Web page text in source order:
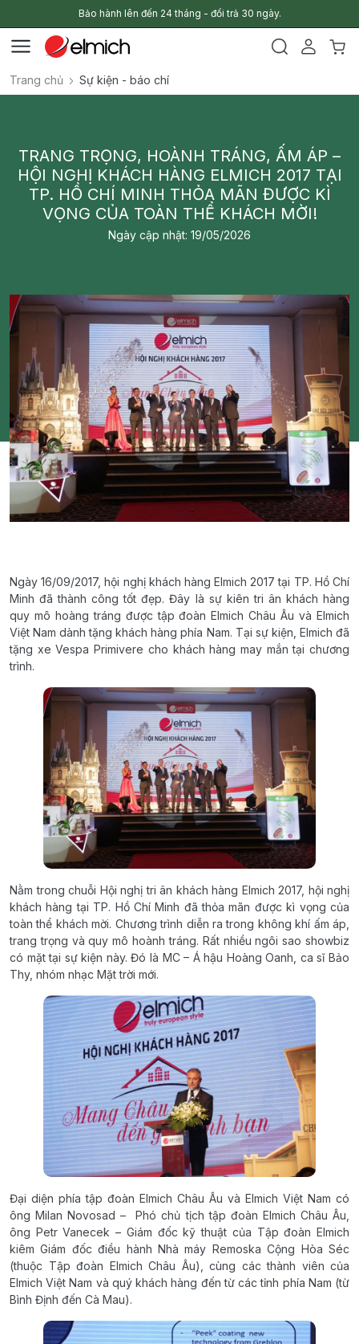
Bảo hành lên đến 24 tháng - đổi trả 30 ngày.
Trang chủ Sự kiện - báo chí
TRANG TRỌNG, HOÀNH TRÁNG, ẤM ÁP –
HỘI NGHỊ KHÁCH HÀNG ELMICH 2017 TẠI
TP. HỒ CHÍ MINH THỎA MÃN ĐƯỢC KÌ
VỌNG CỦA TOÀN THỂ KHÁCH MỜI!
Ngày cập nhật: 19/05/2026
Ngày 16/09/2017, hội nghị khách hàng Elmich 2017 tại TP. Hồ Chí
Minh đã thành công tốt đẹp. Đây là sự kiên tri ân khách hàng
quy mô hoàng tráng được tập đoàn Elmich Châu Âu và Elmich
Việt Nam dành tặng khách hàng phía Nam. Tại sự kiện, Elmich đã
tặng xe Vespa Primivere cho khách hàng may mắn tại chương
trình.
Nằm trong chuỗi Hội nghị tri ân khách hàng Elmich 2017, hội nghị
khách hàng tại TP. Hồ Chí Minh đã thỏa mãn được kì vọng của
toàn thể khách mời. Chương trình diễn ra trong không khí ấm áp,
trang trọng và quy mô hoành tráng. Rất nhiều ngôi sao showbiz
có mặt tại sự kiện này. Đó là MC – Á hậu Hoàng Oanh, ca sĩ Bảo
Thy, nhóm nhạc Mặt trời mới.
Đại diện phía tập đoàn Elmich Châu Âu và Elmich Việt Nam có
ông Milan Novosad – Phó chủ tịch tập đoàn Elmich Châu Âu,
ông Petr Vanecek – Giám đốc kỹ thuật của Tập đoàn Elmich
kiêm Giám đốc điều hành Nhà máy Remoska Cộng Hòa Séc
(thuộc Tập đoàn Elmich Châu Âu), cùng các thành viên của
Elmich Việt Nam và quý khách hàng đến từ các tỉnh phía Nam (từ
Bình Định đến Cà Mau).